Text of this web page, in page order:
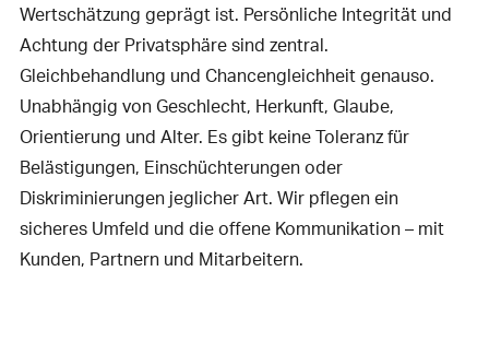
Wertschätzung geprägt ist. Persönliche Integrität und
Achtung der Privatsphäre sind zentral.
Gleichbehandlung und Chancengleichheit genauso.
Unabhängig von Geschlecht, Herkunft, Glaube,
Orientierung und Alter. Es gibt keine Toleranz für
Belästigungen, Einschüchterungen oder
Diskriminierungen jeglicher Art. Wir pflegen ein
sicheres Umfeld und die offene Kommunikation – mit
Kunden, Partnern und Mitarbeitern.